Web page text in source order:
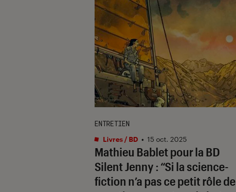
Mathieu Bablet pour la BD
Silent Jenny : “Si la science-
fiction n’a pas ce petit rôle de
ENTRETIEN
Livres / BD • 15 oct. 2025